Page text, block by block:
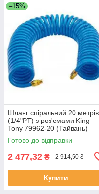
–15%
Шланг спіральний 20 метрів
(1/4"PT) з роз'ємами King
Tony 79962-20 (Тайвань)
Готово до відправки
2 477,32 ₴ 2 914,50 ₴
Купити